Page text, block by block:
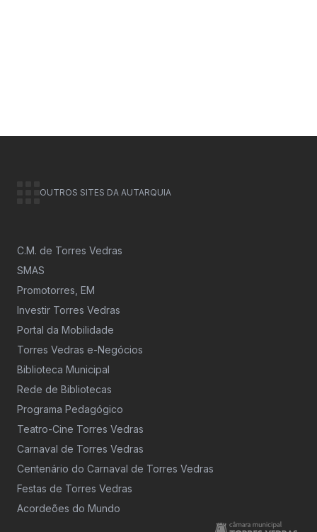
OUTROS SITES DA AUTARQUIA
C.M. de Torres Vedras
SMAS
Promotorres, EM
Investir Torres Vedras
Portal da Mobilidade
Torres Vedras e-Negócios
Biblioteca Municipal
Rede de Bibliotecas
Programa Pedagógico
Teatro-Cine Torres Vedras
Carnaval de Torres Vedras
Centenário do Carnaval de Torres Vedras
Festas de Torres Vedras
Acordeões do Mundo